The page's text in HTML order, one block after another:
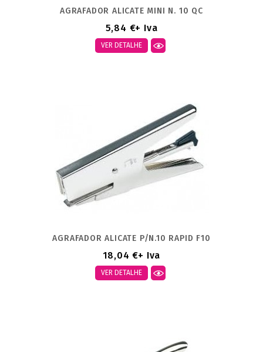
AGRAFADOR ALICATE MINI N. 10 QC
5,84 €+ Iva
VER DETALHE
AGRAFADOR ALICATE P/N.10 RAPID F10
18,04 €+ Iva
VER DETALHE